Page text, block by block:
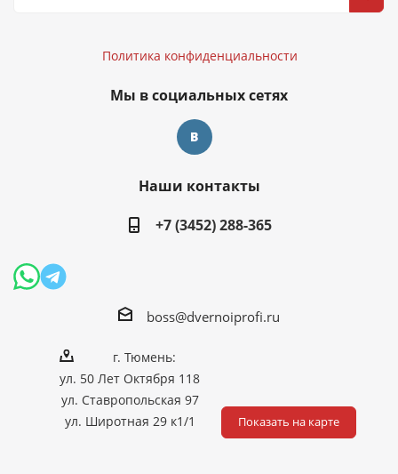
Политика конфиденциальности
Мы в социальных сетях
Наши контакты
+7 (3452) 288-365
boss@dvernoiprofi.ru
г. Тюмень:
ул. 50 Лет Октября 118
ул. Ставропольская 97
ул. Широтная 29 к1/1
Показать на карте